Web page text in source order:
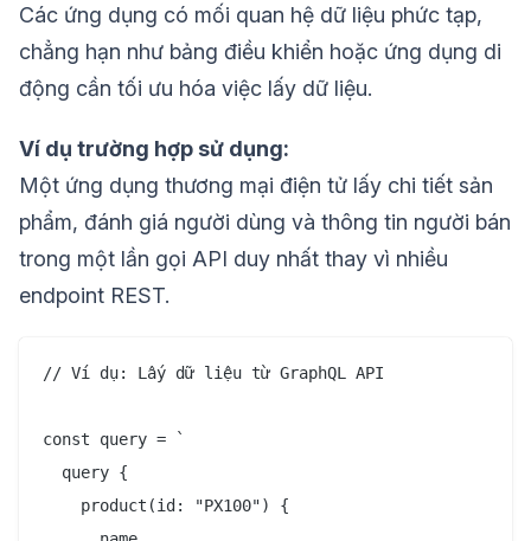
Các ứng dụng có mối quan hệ dữ liệu phức tạp,
chẳng hạn như bảng điều khiển hoặc ứng dụng di
động cần tối ưu hóa việc lấy dữ liệu.
Ví dụ trường hợp sử dụng:
Một ứng dụng thương mại điện tử lấy chi tiết sản
phẩm, đánh giá người dùng và thông tin người bán
trong một lần gọi API duy nhất thay vì nhiều
endpoint REST.
// Ví dụ: Lấy dữ liệu từ GraphQL API
const query = `
  query {
    product(id: "PX100") {